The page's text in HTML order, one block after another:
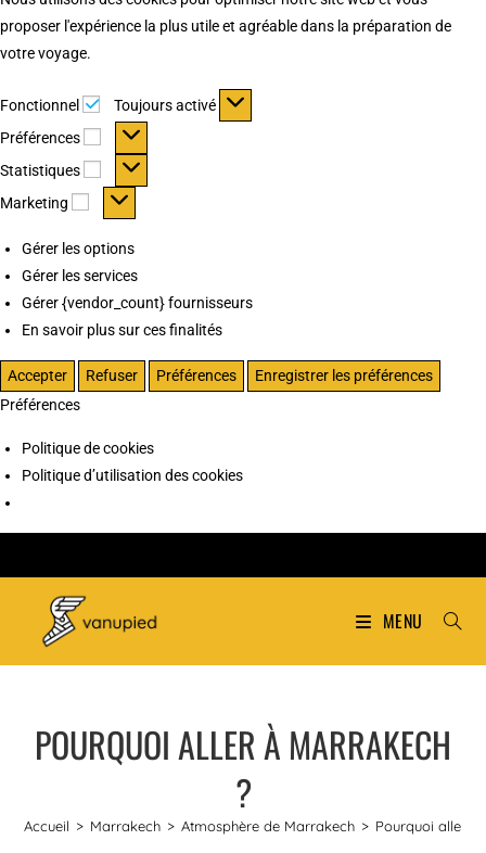
proposer l'expérience la plus utile et agréable dans la préparation de
votre voyage.
Fonctionnel Fonctionnel
Toujours activé
Préférences
Préférences
Statistiques Statistiques
Marketing Marketing
Gérer les options
Gérer les services
Gérer {vendor_count} fournisseurs
En savoir plus sur ces finalités
Accepter Refuser Préférences
Enregistrer les préférences
Préférences
Politique de cookies
Politique d’utilisation des cookies
MENU
POURQUOI ALLER À MARRAKECH
?
Accueil > Marrakech > Atmosphère de Marrakech > Pourquoi aller à